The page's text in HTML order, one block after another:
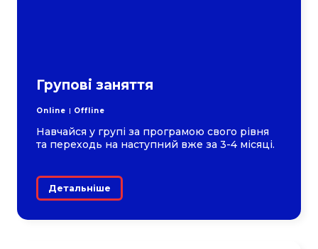
Групові заняття
Online Offline
Навчайся у групі за програмою свого рівня
та переходь на наступний вже за 3-4 місяці.
Детальніше